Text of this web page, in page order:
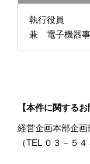
執行役員
兼 電子機器
【本件に関する
経営企画本部企
（TEL ０３－５